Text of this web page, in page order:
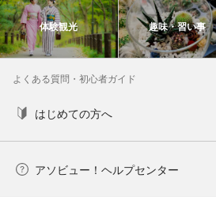
体験観光 趣味・習い事
よくある質問・初心者ガイド
はじめての方へ
アソビュー！ヘルプセンター